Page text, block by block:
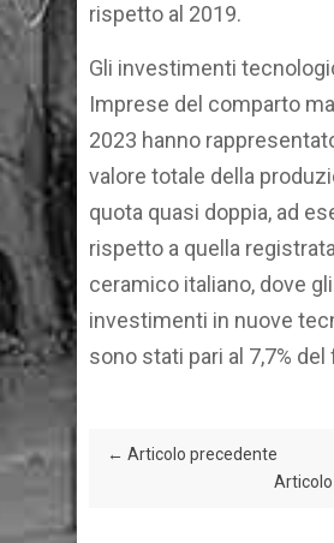
rispetto al 2019.
Gli investimenti
Imprese del comparto
2023 hanno
valore totale della
quota quasi doppia, ad
rispetto a quella
ceramico italiano, dove gli
investimenti in nuove
sono stati pari al 7,7%
← Articolo precedente